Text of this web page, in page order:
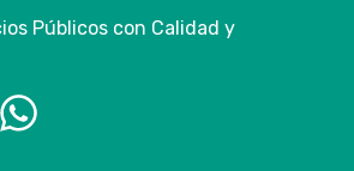
Públicos con Calidad y